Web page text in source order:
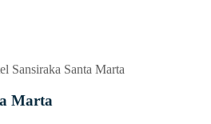
Sansiraka Santa Marta
Marta